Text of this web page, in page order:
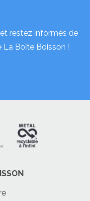
restez informés de
Boîte Boisson !